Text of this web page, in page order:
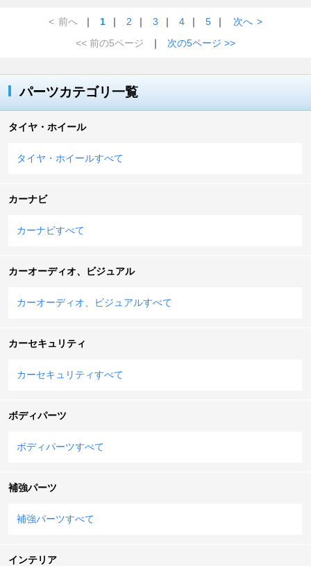
< 前へ ｜ 1 ｜ 2 ｜ 3 ｜ 4 ｜ 5 ｜ 次へ >
<< 前の5ページ
｜ 次の5ページ >>
パーツカテゴリ一覧
タイヤ・ホイール
タイヤ・ホイールすべて
カーナビ
カーナビすべて
カーオーディオ、ビジュアル
カーオーディオ、ビジュアルすべて
カーセキュリティ
カーセキュリティすべて
ボディパーツ
ボディパーツすべて
補強パーツ
補強パーツすべて
インテリア